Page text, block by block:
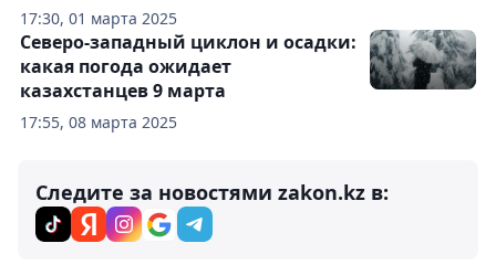
17:30, 01 марта 2025
17:55, 08 марта 2025
Северо-западный циклон и осадки:
какая погода ожидает
казахстанцев 9 марта
Следите за новостями zakon.kz в: